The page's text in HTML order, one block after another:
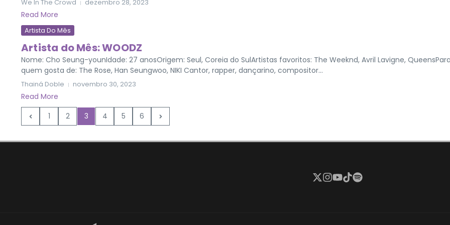
We In The Crowd dezembro 28, 2023
Read More
Artista Do Mês
Artista do Mês: WOODZ
Nome: Cho Seung-younIdade: 27 anosOrigem: Seul, Coreia do SulArtistas favoritos: The Weeknd, Avril Lavigne,
quem gosta de: The Rose, Han Seungwoo, NIKI Cantor, rapper, dançarino, compositor...
Thainá Doble novembro 30, 2023
Read More
1
2 3 4 5 6